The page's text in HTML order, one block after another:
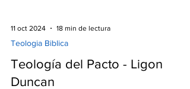
11 oct 2024 18 min de lectura
Teologia Biblica
Teología del Pacto - Ligon